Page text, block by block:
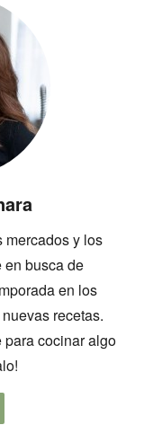
mercados y los
en busca de
en los
recetas.
cocinar algo